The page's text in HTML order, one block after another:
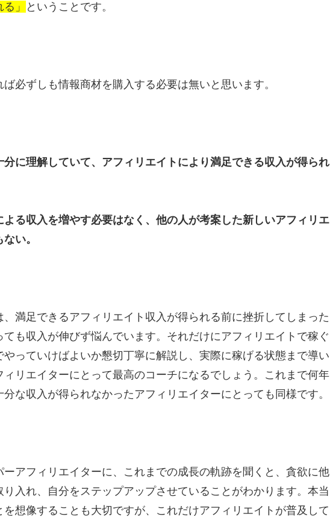
」
ということです。
必ずしも情報商材を購入する必要は無いと思います。
分に理解していて、アフィリエイトにより満足できる収入が得られ
よる収入を増やす必要はなく、他の人が考案した新しいアフィリエ
い。
満足できるアフィリエイト収入が得られる前に挫折してしまった
も収入が伸びず悩んでいます。それだけにアフィリエイトで稼ぐ
っていけばよいか懇切丁寧に解説し、実際に稼げる状態まで導い
リエイターにとって最高のコーチになるでしょう。これまで何年
な収入が得られなかったアフィリエイターにとっても同様です。
アフィリエイターに、これまでの成長の軌跡を聞くと、貪欲に他
入れ、自分をステップアップさせていることがわかります。本当
想像することも大切ですが、これだけアフィリエイトが普及して